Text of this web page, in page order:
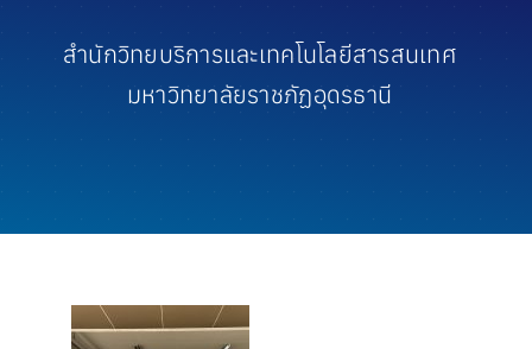
เอกสาร / ประกาศ
สายตรงผู้บริหาร
สำนักวิทยบริการและเทคโนโลยีสารสนเทศ
มหาวิทยาลัยราชภัฏอุดรธานี